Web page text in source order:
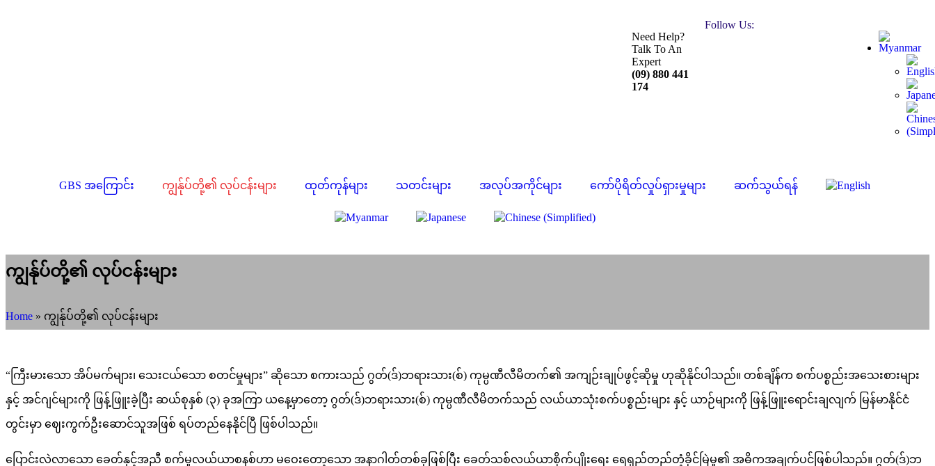
Need Help?
Talk To An
Expert
(09) 880 441
174
Follow Us:
GBS အကြောင်း ကျွန်ုပ်တို့၏ လုပ်ငန်းများ ထုတ်ကုန်များ သတင်းများ အလုပ်အကိုင်များ ကော်ပိုရိတ်လှုပ်ရှားမှုများ ဆက်သွယ်ရန်
ကျွန်ုပ်တို့၏ လုပ်ငန်းများ
Home » ကျွန်ုပ်တို့၏ လုပ်ငန်းများ
“ကြီးမားသော အိပ်မက်များ၊ သေးငယ်သော စတင်မှုများ” ဆိုသော စကားသည် ဂွတ်(ဒ်)ဘရားသား(စ်) ကုမ္ပဏီလီမိတက်၏ အကျဉ်းချုပ်ဖွင့်ဆိုမှု ဟုဆိုနိုင်ပါသည်။ တစ်ချိန်က စက်ပစ္စည်းအသေးစားများ
နှင့် အင်ဂျင်များကို ဖြန့်ဖြူးခဲ့ပြီး ဆယ်စုနှစ် (၃) ခုအကြာ ယနေ့မှာတော့ ဂွတ်(ဒ်)ဘရားသား(စ်) ကုမ္ပဏီလီမိတက်သည် လယ်ယာသုံးစက်ပစ္စည်းများ နှင့် ယာဉ်များကို ဖြန့်ဖြူးရောင်းချလျက် မြန်မာနိုင်ငံ
တွင်းမှာ ဈေးကွက်ဦးဆောင်သူအဖြစ် ရပ်တည်နေနိုင်ပြီ ဖြစ်ပါသည်။
ပြောင်းလဲလာသော ခေတ်နှင့်အညီ စက်မှုလယ်ယာစနစ်ဟာ မဝေးတော့သော အနာဂါတ်တစ်ခုဖြစ်ပြီး ခေတ်သစ်လယ်ယာစိုက်ပျိုးရေး ရေရှည်တည်တံ့ခိုင်မြဲမှု၏ အဓိကအချက်ပင်ဖြစ်ပါသည်။ ဂွတ်(ဒ်)ဘ